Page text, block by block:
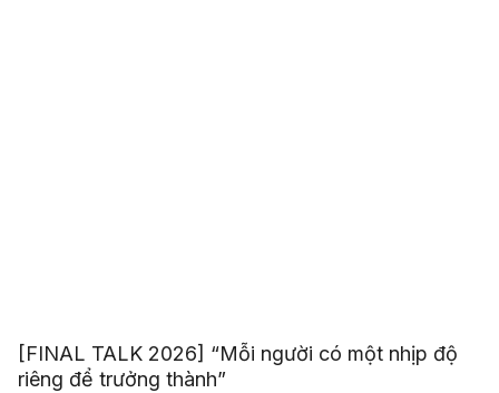
[FINAL TALK 2026] “Mỗi người có một nhịp độ
riêng để trưởng thành”